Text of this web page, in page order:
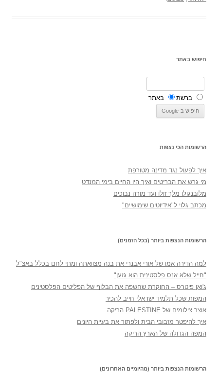
חיפוש באתר
ברשת באתר
הרשומות הכי נצפות
איך לפעול נגד מדינה מטורפת
מי גרש את הבריטים ואיך היו החיים בימי המנדט
מלובנגולו מלך זולו ועד מורה נבוכים
מכתב גלוי ל"אידיוטים שימושיים"
הרשומות הנצפות ביותר (בכל הזמנים)
למה הדירה אמו של אורי אבנרי את בנה מצוואתה ומתי לחם בכלל באצ"ל
"חייל שלא אנס פלסטינית הוא גזען"
ג'ואן פיטרס – החוקרת שחשפה את הבלוף של הפליטים הפלסטינים
המפות שכל תלמיד ישראלי חייב להכיר
אוצר צילומים של PALESTINE הריקה
איך להיפטר מזבובי הבית ולפתור את בעיית היונים
המפה הגדולה של הארץ הריקה
הרשומות הנצפות ביותר (מהיומיים האחרונים)